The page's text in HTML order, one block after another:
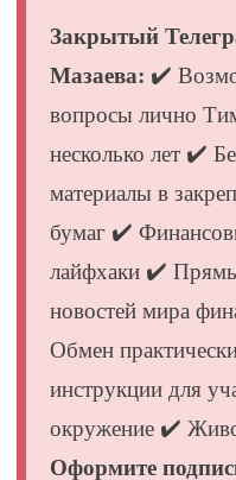
Закрытый
Мазаева: ✔️
вопросы лично
несколько лет ✔️
материалы в
бумаг ✔️
лайфхаки ✔️
новостей мира
Обмен
инструкции для
окружение ✔️
Оформите